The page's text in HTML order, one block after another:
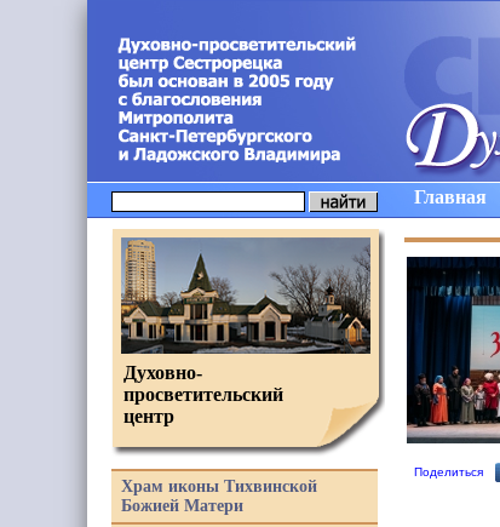
Главная
Поделиться
Духовно-
просветительский
центр
Храм иконы Тихвинской
Божией Матери